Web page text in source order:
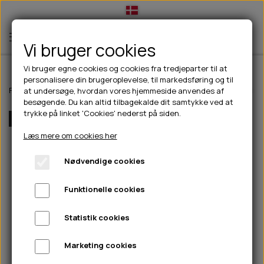
TIL HUND
💧FODER- VANDSKÅLE
CHICOPEE
GODBIDSTASKE
HALSBÅND
🦴 GODBIDDER & SNACKS
🍖 SMAGSVARIANTER
🎾 LEGETØJ
TÆNDER, ØRE, ØJE, POTER & NÆSE
🐾 UDSTYR & KOMFORT
TIL HUNDEEJER
DRIKKEFLASKER/TERMOFLASKER
HUER OG VANTER
PINEWOOD SALES
TIL KAT
TILBUD
NYHEDER
ABONNEMENT
Forside Outdoor Pinewood tøj Dame Pinewood Finnveden
Flere Farver
Vi bruger cookies
Vi bruger egne cookies og cookies fra tredjeparter til at
personalisere din brugeroplevelse, til markedsføring og til
at undersøge, hvordan vores hjemmeside anvendes af
besøgende. Du kan altid tilbagekalde dit samtykke ved at
trykke på linket 'Cookies' nederst på siden.
Læs mere om cookies her
Nødvendige cookies
Funktionelle cookies
Statistik cookies
Marketing cookies